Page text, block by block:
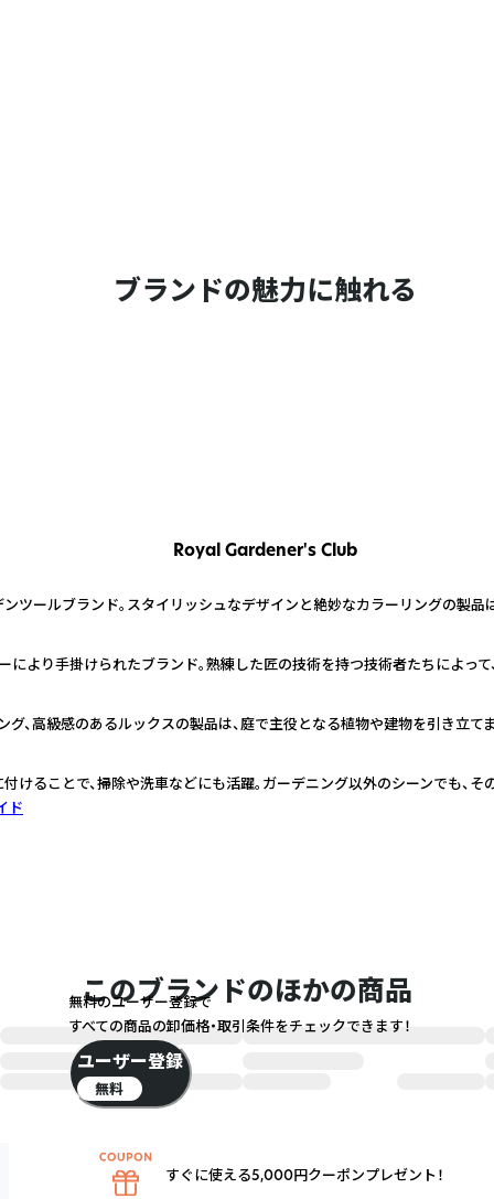
ブランドの魅力に触れる
Royal Gardener's Club
ツールブランド。スタイリッシュなデザインと絶妙なカラーリングの製品
により手掛けられたブランド。熟練した匠の技術を持つ技術者たちによって
、高級感のあるルックスの製品は、庭で主役となる植物や建物を引き立て
けることで、掃除や洗車などにも活躍。ガーデニング以外のシーンでも、そ
ド
このブランドのほかの商品
無料のユーザー登録で
すべての商品の卸価格・取引条件をチェックできます！
ユーザー登録
無料
すぐに使える5,000円クーポンプレゼント！